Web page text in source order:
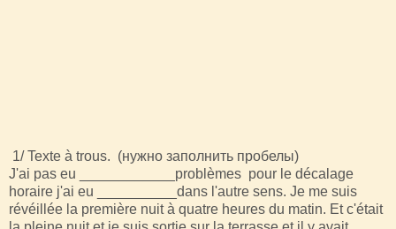
1/ Texte à trous. (нужно заполнить пробелы)
J'ai pas eu ____________problèmes pour le décalage
horaire j'ai eu __________dans l'autre sens. Je me suis
révéillée la première nuit à quatre heures du matin. Et c'était